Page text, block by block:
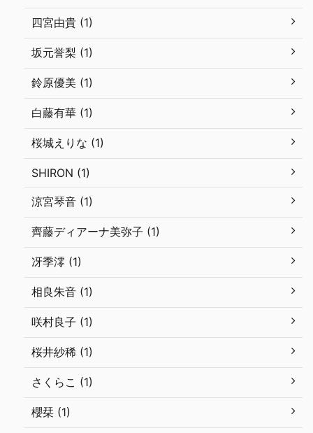
四宮由貴 (1)
坂元誉梨 (1)
鈴原優美 (1)
白藤有華 (1)
桜城えりな (1)
SHIRON (1)
涼宮琴音 (1)
齊藤ディアーナ美弥子 (1)
冴季澪 (1)
相良朱音 (1)
咲村良子 (1)
桜井紗稀 (1)
さくらこ (1)
櫻栞 (1)